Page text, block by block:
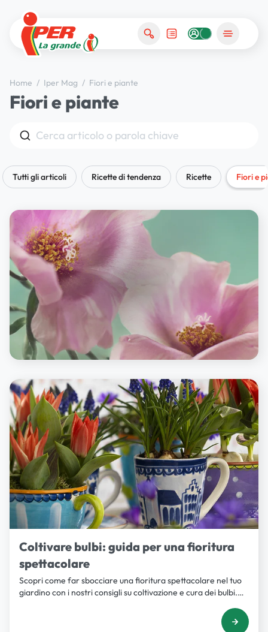
Home / Iper Mag / Fiori e piante
Fiori e piante
Cerca
Tutti gli articoli Ricette di tendenza Ricette Fiori e
FIORI E PIANTE
I profumi dell’estate mediterranea
Coltivare bulbi: guida per una fioritura
spettacolare
Scopri come far sbocciare una fioritura spettacolare nel tuo
giardino con i nostri consigli su coltivazione e cura dei bulbi.